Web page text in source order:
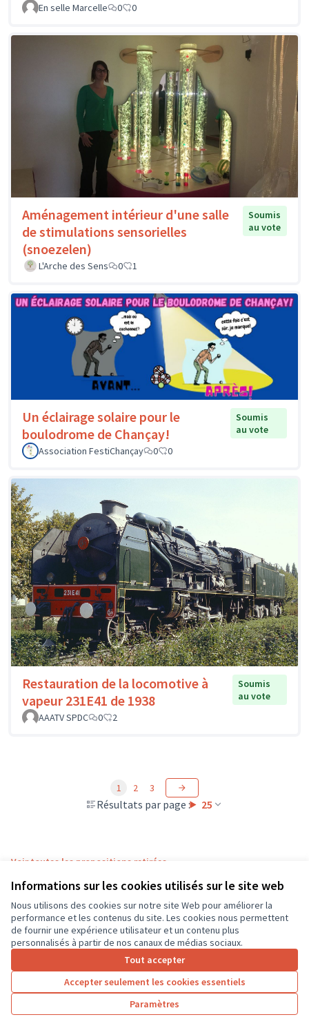
Informations sur les cookies utilisés sur le site web
Nous utilisons des cookies sur notre site Web pour améliorer la
performance et les contenus du site. Les cookies nous permettent
de fournir une expérience utilisateur et un contenu plus
personnalisés à partir de nos canaux de médias sociaux.
Tout accepter
Accepter seulement les cookies essentiels
Paramètres
En selle Marcelle
0 0
Aménagement intérieur d'une salle
de stimulations sensorielles
(snoezelen)
Soumis
au vote
L'Arche des Sens 0 1
Un éclairage solaire pour le
boulodrome de Chançay!
Soumis
au vote
Association FestiChançay
0 0
Restauration de la locomotive à
vapeur 231E41 de 1938
Soumis
au vote
AAATV SPDC
0 2
Résultats par page : 25
1 2 3
Voir toutes les propositions retirées
Conditions d'utilisation
Paramètres des cookies
CD37 sur X
(Lien externe)
CD37 sur Facebook
CD37 sur Instagram
CD37 sur YouTube
(Lien externe)
Site réalisé grâce aulogiciel libre Decidim .
Licence
(Lien